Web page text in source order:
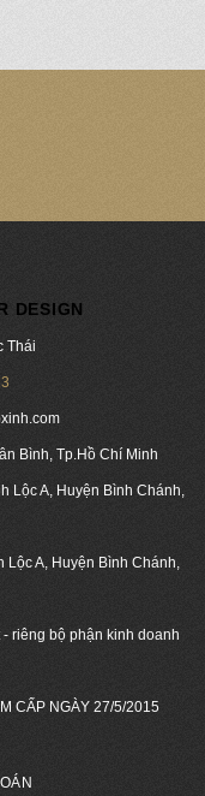
DESIGN
Thái
Bình, Tp.Hồ Chí Minh
Lộc A, Huyện Bình Chánh,
Lộc A, Huyện Bình Chánh,
riêng bộ phận kinh doanh
CẤP NGÀY 27/5/2015